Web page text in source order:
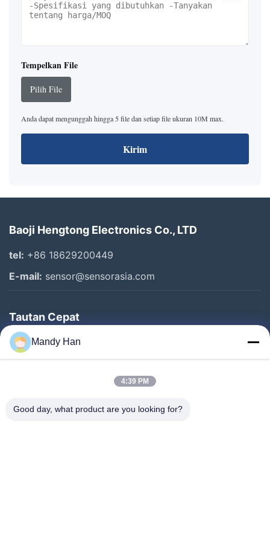
Tempelkan File
Pilih File
Anda dapat mengunggah hingga 5 file dan setiap file ukuran 10M max.
Kirim
Baoji Hengtong Electronics Co., LTD
tel: +86 18629200449
E-mail: sensor@sensorasia.com
Tautan Cepat
Rumah
Produk
Tentang Kami
Mandy Han
4:39 PM
Good day, what product are you looking for?